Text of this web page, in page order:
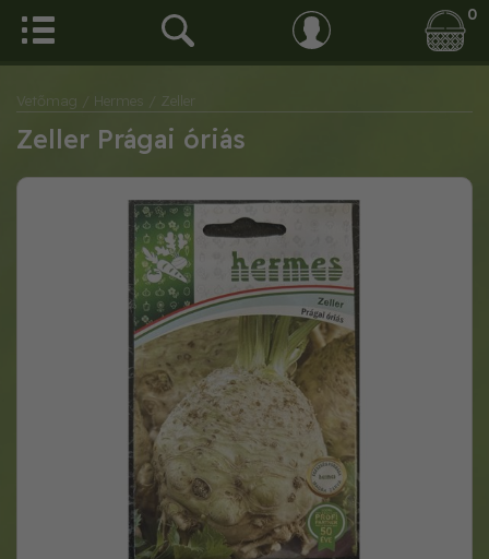
0
Vetőmag / Hermes / Zeller
Zeller Prágai óriás